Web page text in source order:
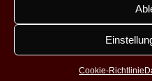
Cookie-Richtlinie
Fabian Theobald -